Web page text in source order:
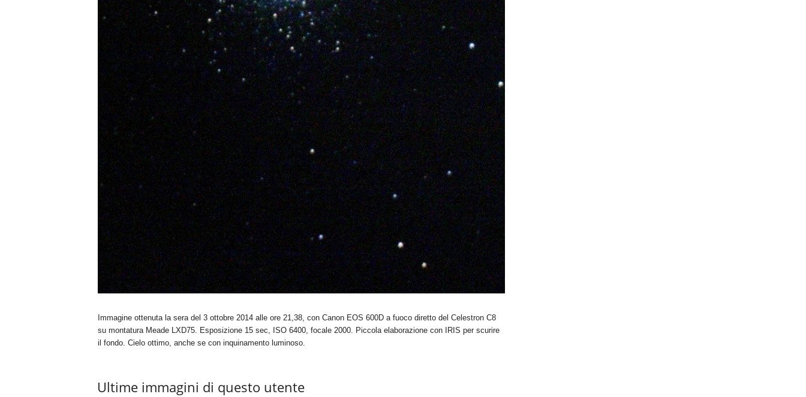
Immagine ottenuta la sera del 3 ottobre 2014 alle ore 21,38, con Canon EOS 600D a fuoco diretto del Celestron C8
su montatura Meade LXD75. Esposizione 15 sec, ISO 6400, focale 2000. Piccola elaborazione con IRIS per scurire
il fondo. Cielo ottimo, anche se con inquinamento luminoso.
Ultime immagini di questo utente